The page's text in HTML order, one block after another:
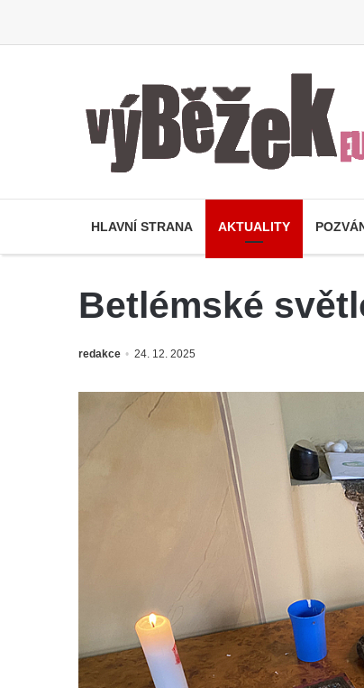
HLAVNÍ STRANA AKTUALITY
Betlémské
redakce 24. 12. 2025